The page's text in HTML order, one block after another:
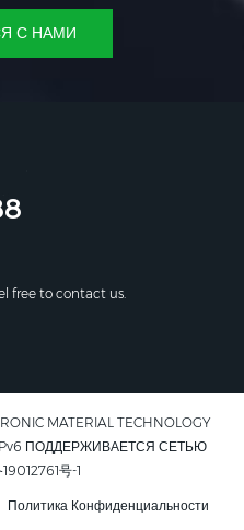
С НАМИ
free to contact us.
MATERIAL TECHNOLOGY
IPv6 ПОДДЕРЖИВАЕТСЯ СЕТЬЮ
号-1
Политика Конфиденциальности